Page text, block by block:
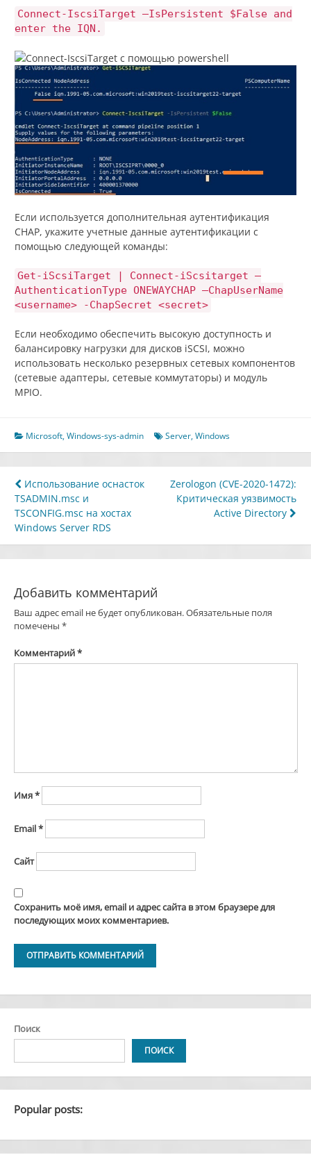
Connect-IscsiTarget –IsPersistent $False and
enter the IQN.
Если используется дополнительная аутентификация
CHAP, укажите учетные данные аутентификации с
помощью следующей команды:
Get-iScsiTarget | Connect-iScsitarget –
AuthenticationType ONEWAYCHAP –ChapUserName
<username> -ChapSecret <secret>
Если необходимо обеспечить высокую доступность и
балансировку нагрузки для дисков iSCSI, можно
использовать несколько резервных сетевых компонентов
(сетевые адаптеры, сетевые коммутаторы) и модуль
MPIO.
Microsoft,Windows-sys-admin Server,Windows
Навигация
по
записям
Использование оснасток
TSADMIN.msc и
TSCONFIG.msc на хостах
Windows Server RDS
Zerologon (CVE-2020-1472):
Критическая уязвимость
Active Directory
Добавить комментарий
Ваш адрес email не будет опубликован.Обязательные поля
помечены *
Комментарий*
Имя*
Email*
Сайт
Сохранить моё имя, email и адрес сайта в этом браузере для
последующих моих комментариев.
Поиск
ПОИСК
Popular posts: